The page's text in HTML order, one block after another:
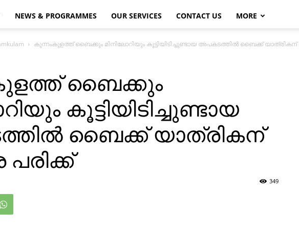
NEWS & PROGRAMMES OUR SERVICES CONTACT US MORE
കുന്നംകുളത്ത് ബൈക്കും മിനിലോറിയും കൂട്ടിയിടിച്ചുണ്ടായ അപകടത്തില്‍ ബൈക്ക്
ബൈക്കും
കൂട്ടിയിടിച്ചുണ്ടായ
ബൈക്ക് യാത്രികന്
349